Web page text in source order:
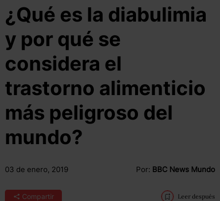
¿Qué es la diabulimia
y por qué se
considera el
trastorno alimenticio
más peligroso del
mundo?
03 de enero, 2019 Por: BBC News Mundo
Compartir Leer después